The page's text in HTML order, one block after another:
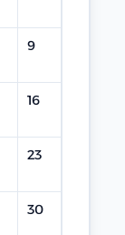
9
16
23
30